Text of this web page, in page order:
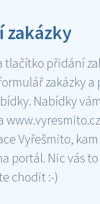
zakázky
přidání
zakázky a
Nabídky vám
Vyřešmito, kam
portál. Nic vás to
chodit :-)